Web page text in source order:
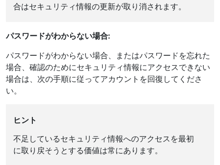
合はセキュリティ情報の更新が取り消されます。
パスワードがわからない場合:
パスワードがわからない場合、またはパスワードを忘れた
場合、確認のためにセキュリティ情報にアクセスできない
場合は、次の手順に従ってアカウントを回復してくださ
い。
ヒント
不足しているセキュリティ情報へのアクセスを最初
に取り戻そうとする価値は常にあります。